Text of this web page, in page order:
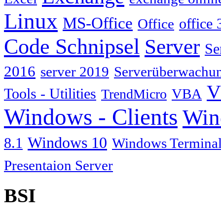
Linux MS-Office Office office
Code Schnipsel Server
2016 server 2019
Tools - Utilities TrendMicro VBA
Windows - Clients
8.1 Windows 10 Windows
Presentaion Server
BSI